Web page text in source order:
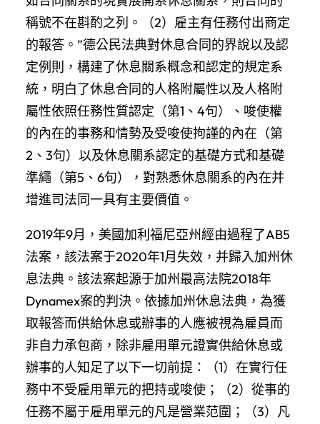
稱號不在斟酌之列。（2）雇主有任務付出商定
的報答。”德公民法典對休息合同的界說以及認
定例則，構建了休息關系概念和認定的規定系
統，明白了休息合同的人格附屬性以及人格附
屬性依照任務性質認定（第1、4句）、唆使權
的內在的事務和情勢及受唆使拘謹的內在（第
2、3句）以及休息關系認定的基礎方式和基礎
準繩（第5、6句），對熟悉休息關系的內在并
增進司法同一具有主要價值。
2019年9月，美國加利福尼亞州經由過程了AB5
法案，該法案于2020年1月失效，并歸入加州休
息法典。該法案起源于加州最高法院2018年
Dynamex案的判決。依據加州休息法典，為獲
取報答而供給休息或辦事的人應被視為雇員而
非自力承包商，除非雇用單元證實供給休息或
辦事的人知足了以下一切前提：（1）在實行任
務中不受雇用單元的把持或唆使；（2）從事的
任務不屬于雇用單元的凡是營業范圍；（3）凡